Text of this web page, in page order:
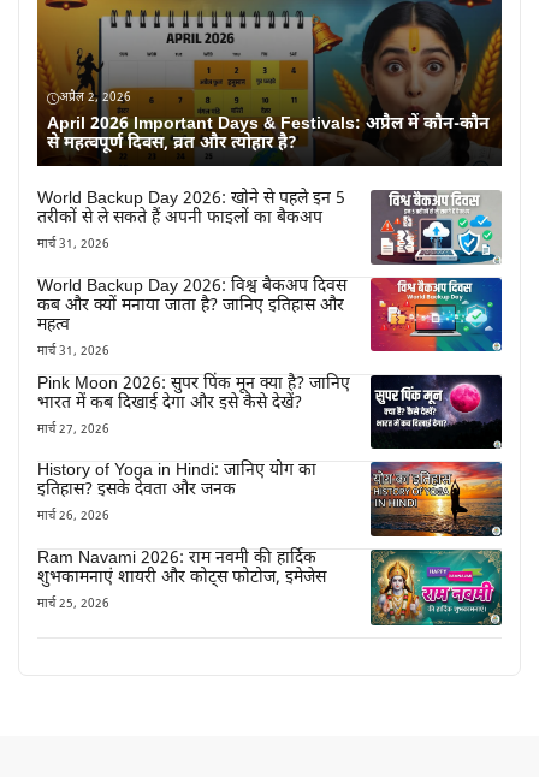
अप्रैल 2, 2026
April 2026 Important Days & Festivals: अप्रैल में कौन-कौन
से महत्वपूर्ण दिवस, व्रत और त्योहार है?
World Backup Day 2026: खोने से पहले इन 5
तरीकों से ले सकते हैं अपनी फाइलों का बैकअप
मार्च 31, 2026
World Backup Day 2026: विश्व बैकअप दिवस
कब और क्यों मनाया जाता है? जानिए इतिहास और
महत्व
मार्च 31, 2026
Pink Moon 2026: सुपर पिंक मून क्या है? जानिए
भारत में कब दिखाई देगा और इसे कैसे देखें?
मार्च 27, 2026
History of Yoga in Hindi: जानिए योग का
इतिहास? इसके देवता और जनक
मार्च 26, 2026
Ram Navami 2026: राम नवमी की हार्दिक
शुभकामनाएं शायरी और कोट्स फोटोज, इमेजेस
मार्च 25, 2026